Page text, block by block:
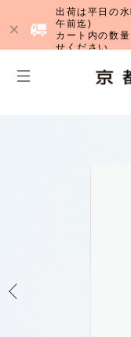
出荷は平日の
午前迄)
カート内の数
せください。